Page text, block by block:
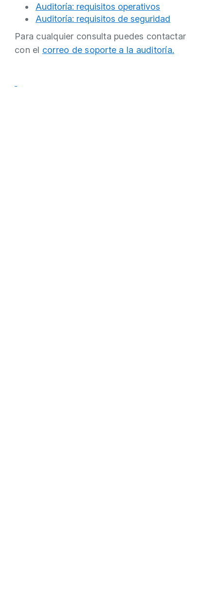
Auditoría: requisitos operativos
Auditoría: requisitos de seguridad
Para cualquier consulta puedes contactar
con el correo de soporte a la auditoría.